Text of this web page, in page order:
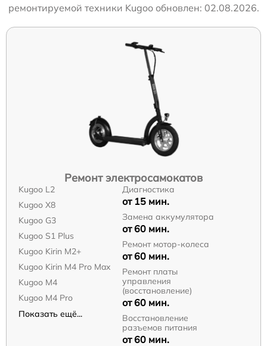
ремонтируемой техники Kugoo обновлен: 02.08.2026.
Ремонт электросамокатов
Kugoo L2
Kugoo X8
Kugoo G3
Kugoo S1 Plus
Kugoo Kirin M2+
Kugoo Kirin M4 Pro Max
Kugoo M4
Kugoo M4 Pro
Показать ещё...
Диагностика
от 15 мин.
Замена аккумулятора
от 60 мин.
Ремонт мотор-колеса
от 60 мин.
Ремонт платы
управления
(восстановление)
от 60 мин.
Восстановление
разъемов питания
от 60 мин.